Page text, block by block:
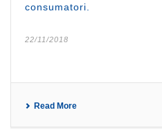
consumatori.
22/11/2018
Read More